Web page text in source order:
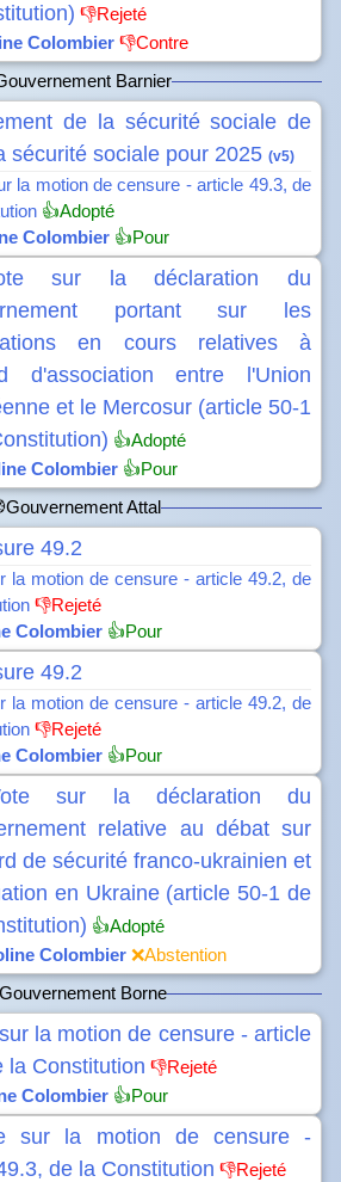
👎Rejeté
Colombier 👎Contre
Barnier
de la sécurité sociale de
sécurité sociale pour 2025 (v5)
la motion de censure - article 49.3, de
👍Adopté
Colombier 👍Pour
sur la déclaration du
portant sur les
en cours relatives à
d'association entre l'Union
et le Mercosur (article 50-1
👍Adopté
Colombier 👍Pour
Attal
49.2
motion de censure - article 49.2, de
👎Rejeté
Colombier 👍Pour
49.2
motion de censure - article 49.2, de
👎Rejeté
Colombier 👍Pour
sur la déclaration du
relative au débat sur
de sécurité franco-ukrainien et
en Ukraine (article 50-1 de
👍Adopté
Colombier ❌Abstention
Borne
la motion de censure - article
la Constitution 👎Rejeté
Colombier 👍Pour
sur la motion de censure -
de la Constitution 👎Rejeté